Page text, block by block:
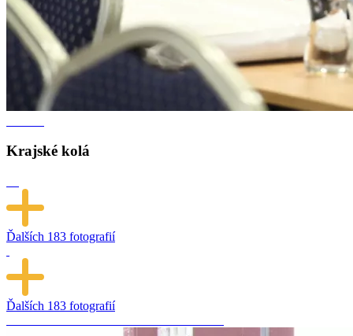
Krajské kolá
Ďalších 183 fotografií
Ďalších 183 fotografií